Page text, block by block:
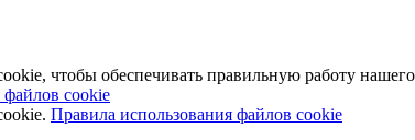
чтобы обеспечивать правильную работу нашего
файлов cookie
Правила использования файлов cookie